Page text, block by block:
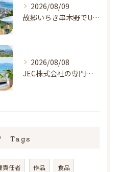
2026/08/09
故郷いちき串木野でUターン、オープニングスタッフという選択
2026/08/08
JEC株式会社の専門性を支える学びと評価軸
Tags
責任者 作品 食品